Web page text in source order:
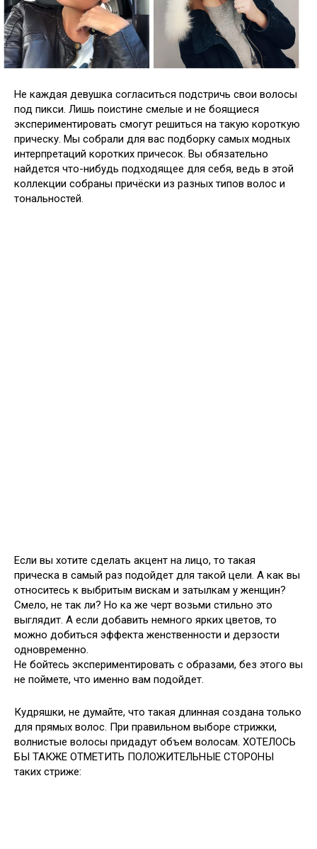
Не каждая девушка согласиться подстричь свои волосы
под пикси. Лишь поистине смелые и не боящиеся
экспериментировать смогут решиться на такую короткую
прическу. Мы собрали для вас подборку самых модных
интерпретаций коротких причесок. Вы обязательно
найдется что-нибудь подходящее для себя, ведь в этой
коллекции собраны причёски из разных типов волос и
тональностей.
Если вы хотите сделать акцент на лицо, то такая
прическа в самый раз подойдет для такой цели. А как вы
относитесь к выбритым вискам и затылкам у женщин?
Смело, не так ли? Но ка же черт возьми стильно это
выглядит. А если добавить немного ярких цветов, то
можно добиться эффекта женственности и дерзости
одновременно.
Не бойтесь экспериментировать с образами, без этого вы
не поймете, что именно вам подойдет.
Кудряшки, не думайте, что такая длинная создана только
для прямых волос. При правильном выборе стрижки,
волнистые волосы придадут объем волосам. ХОТЕЛОСЬ
БЫ ТАКЖЕ ОТМЕТИТЬ ПОЛОЖИТЕЛЬНЫЕ СТОРОНЫ
таких стриже: